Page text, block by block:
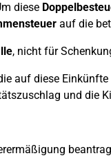
diese
auf die
, nicht für
auf diese
und die